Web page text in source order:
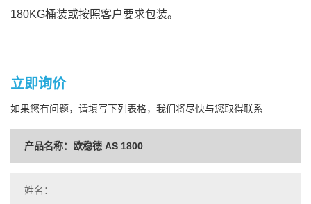
180KG桶装或按照客户要求包装。
立即询价
如果您有问题，请填写下列表格，我们将尽快与您取得联系